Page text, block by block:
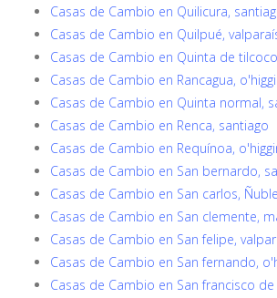
Casas de Cambio en Quilicura,
Casas de Cambio en Quilpué,
Casas de Cambio en Quinta de
Casas de Cambio en Rancagua,
Casas de Cambio en Quinta normal,
Casas de Cambio en Renca, santiago
Casas de Cambio en Requínoa,
Casas de Cambio en San bernardo,
Casas de Cambio en San carlos, Ñuble
Casas de Cambio en San clemente,
Casas de Cambio en San felipe,
Casas de Cambio en San fernando,
Casas de Cambio en San francisco